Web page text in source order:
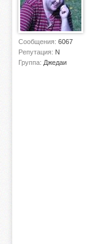
Сообщения: 6067
Репутация: N
Группа: Джедаи